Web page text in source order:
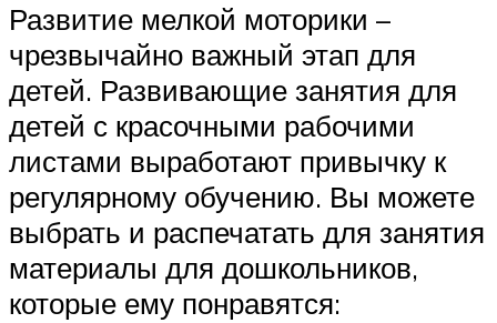
Развитие мелкой моторики –
чрезвычайно важный этап для
детей. Развивающие занятия для
детей с красочными рабочими
листами выработают привычку к
регулярному обучению. Вы можете
выбрать и распечатать для занятия
материалы для дошкольников,
которые ему понравятся: